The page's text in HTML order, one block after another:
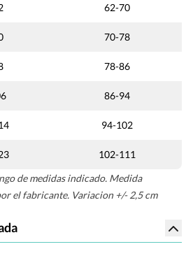
62-70
70-78
78-86
86-94
94-102
102-111
de medidas indicado. Medida
el fabricante. Variacion +/- 2,5 cm